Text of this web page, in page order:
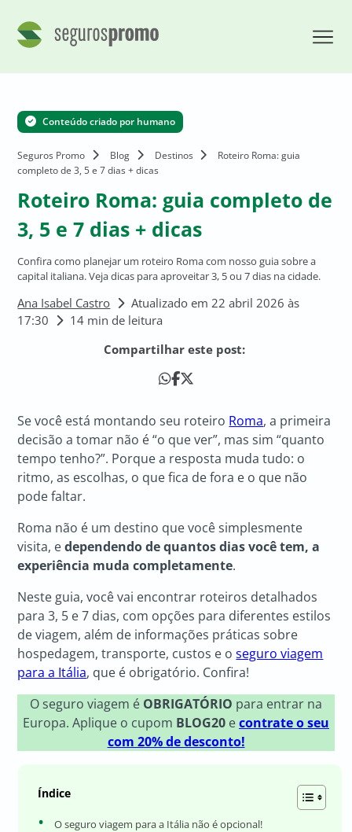
Conteúdo criado por humano
Seguros Promo Blog Destinos
Roteiro Roma: guia
completo de 3, 5 e 7 dias + dicas
Roteiro Roma: guia completo de
3, 5 e 7 dias + dicas
Confira como planejar um roteiro Roma com nosso guia sobre a
capital italiana. Veja dicas para aproveitar 3, 5 ou 7 dias na cidade.
Ana Isabel Castro
Atualizado em 22 abril 2026 às
17:30
14 min de leitura
Compartilhar este post:
Se você está montando seu roteiro Roma, a primeira
decisão a tomar não é “o que ver”, mas sim “quanto
tempo tenho?”. Porque a resposta muda tudo: o
ritmo, as escolhas, o que fica de fora e o que não
pode faltar.
Roma não é um destino que você simplesmente
visita, edependendo de quantos dias você tem, a
experiência muda completamente.
Neste guia, você vai encontrar roteiros detalhados
para 3, 5 e 7 dias, com opções para diferentes estilos
de viagem, além de informações práticas sobre
hospedagem, transporte, custos e oseguro viagem
para a Itália, que é obrigatório. Confira!
O seguro viagem é OBRIGATÓRIO para entrar na
Europa. Aplique o cupom BLOG20 econtrate o seu
com 20% de desconto!
Índice
O seguro viagem para a Itália não é opcional!